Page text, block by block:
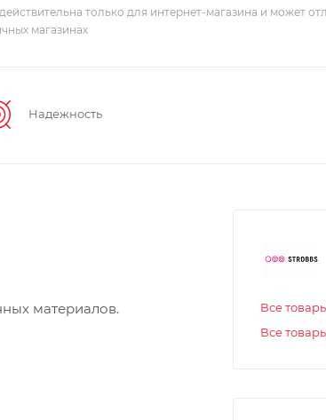
только для интернет-магазина и может
магазинах
Надежность
материалов.
Все
Все